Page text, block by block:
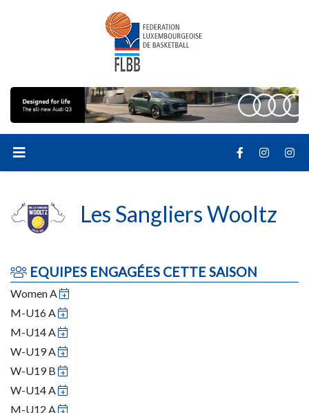
Les Sangliers Wooltz
EQUIPES ENGAGÉES CETTE SAISON
Women A
M-U16 A
M-U14 A
W-U19 A
W-U19 B
W-U14 A
M-U12 A